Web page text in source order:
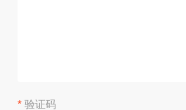
* 验证码